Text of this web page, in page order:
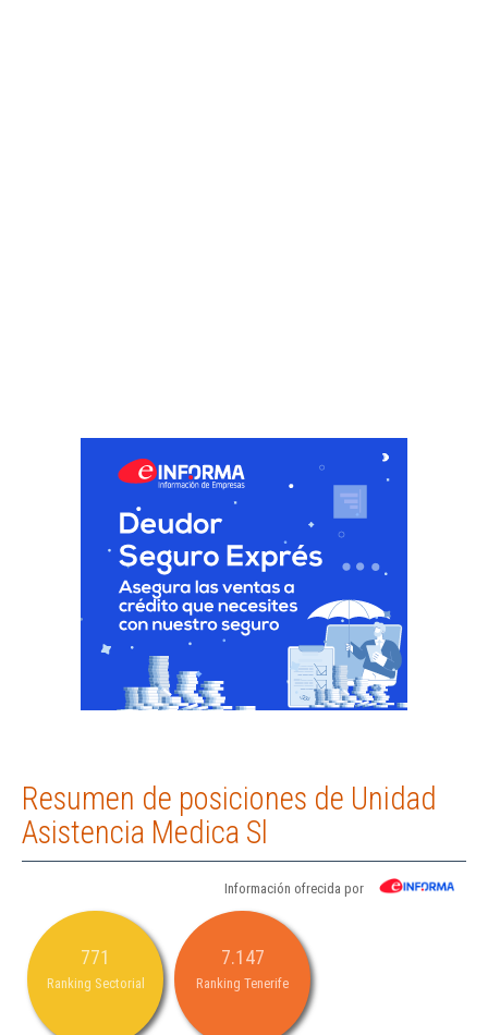
Resumen de posiciones de Unidad
Asistencia Medica Sl
Información ofrecida por
771
Ranking Sectorial
7.147
Ranking Tenerife